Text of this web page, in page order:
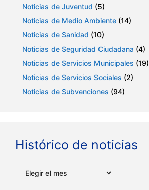
Noticias de Juventud (5)
Noticias de Medio Ambiente (14)
Noticias de Sanidad (10)
Noticias de Seguridad Ciudadana (4)
Noticias de Servicios Municipales (19)
Noticias de Servicios Sociales (2)
Noticias de Subvenciones (94)
Histórico de noticias